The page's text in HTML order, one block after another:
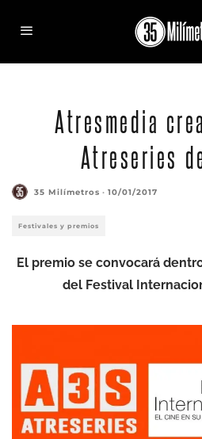
Atresmedia
Atreseries
35 Milímetros · 10/01/2017
Festivales y premios
El premio se convocará
del Festival